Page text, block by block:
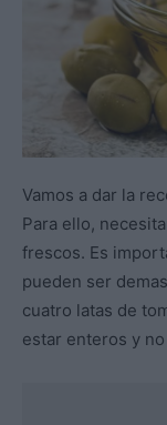
Vamos a dar la
Para ello,
frescos. Es
pueden ser
cuatro latas de
estar enteros y